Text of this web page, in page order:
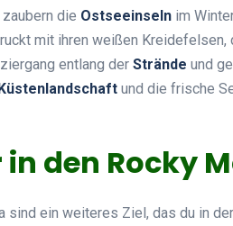
die Ostseeinseln im
mit ihren weißen
entlang der Strände und
Küstenlandschaft und die frische
den Rocky
sind ein weiteres Ziel, das du in